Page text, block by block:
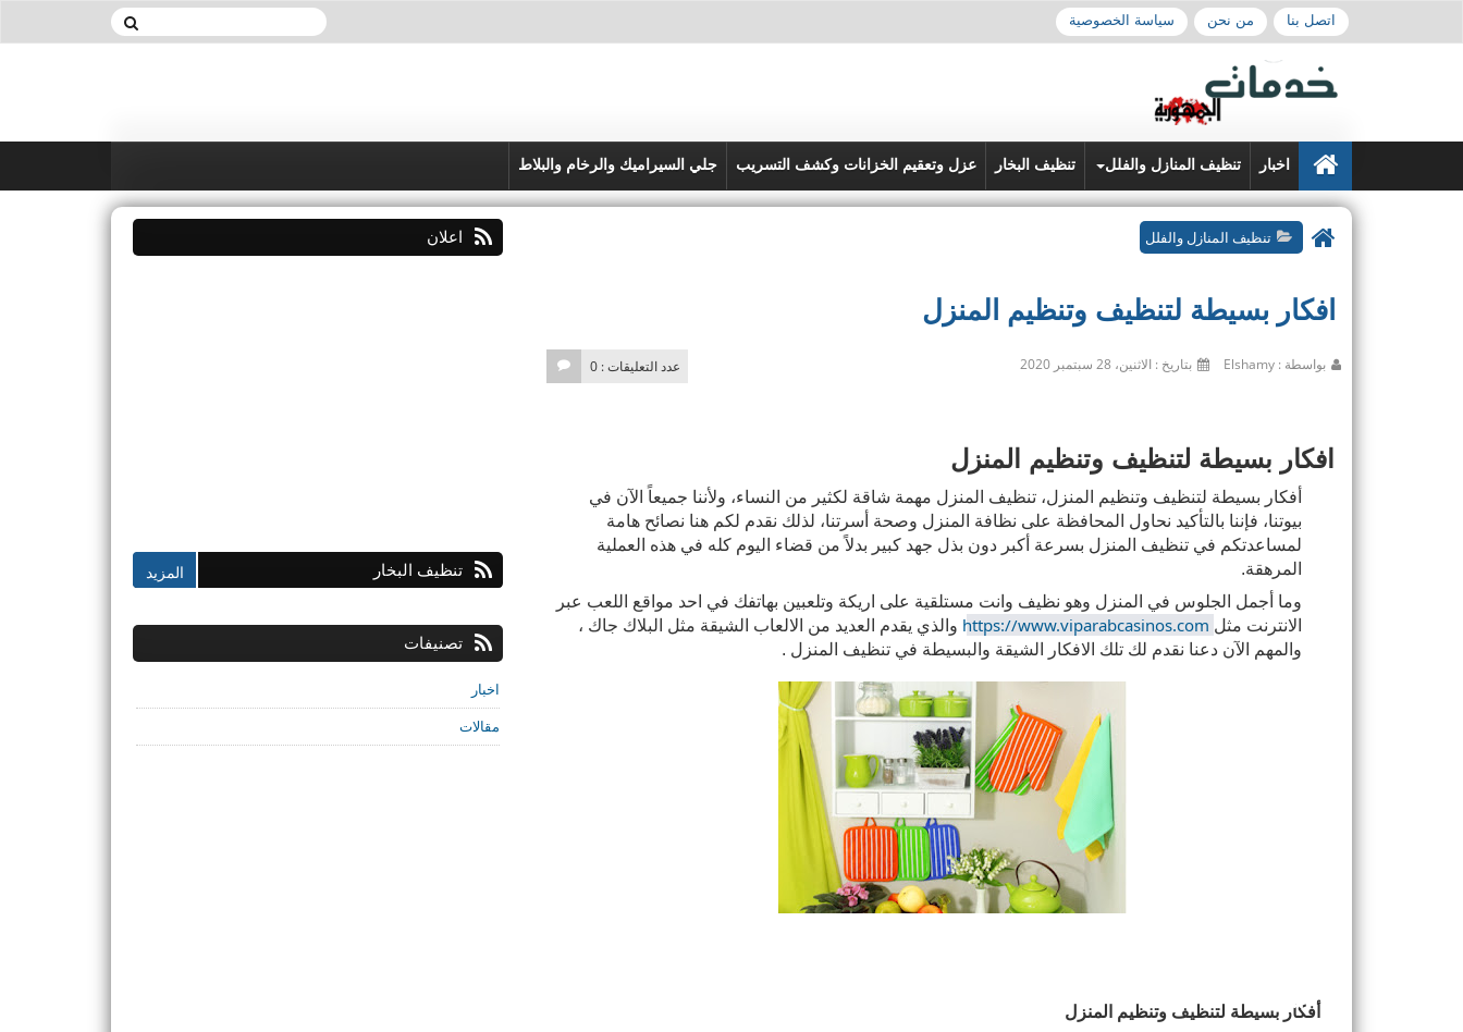
اتصل بنا من نحن سياسة الخصوصية
اخبار تنظيف المنازل والفلل تنظيف البخار عزل وتعقيم الخزانات وكشف التسريب جلي السيراميك والرخام والبلاط
تنظيف المنازل والفلل
افكار بسيطة لتنظيف وتنظيم المنزل
عدد التعليقات : 0 بواسطة : Elshamy بتاريخ : الاثنين، 28 سبتمبر 2020
افكار بسيطة لتنظيف وتنظيم المنزل
المرهقة.
الانترنت مثل https://www.viparabcasinos.com
والمهم الآن دعنا نقدم لك تلك الافكار الشيقة والبسيطة في تنظيف المنزل .
أفكار بسيطة لتنظيف وتنظيم المنزل
اعلان
تنظيف البخار
تصنيفات
اخبار
مقالات